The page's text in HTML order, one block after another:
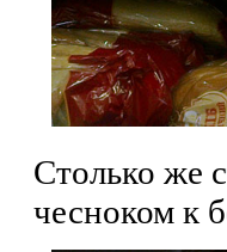
Столько же
чесноком к